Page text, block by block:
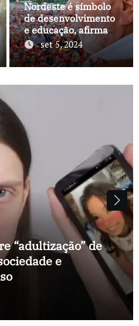
Nordeste é símbolo
de desenvolvimento
e educação, afirma
Lulaset 5, 2024
“adultização” de
e